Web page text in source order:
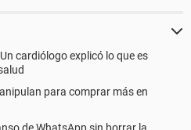
cardiólogo explicó lo que es
para comprar más en